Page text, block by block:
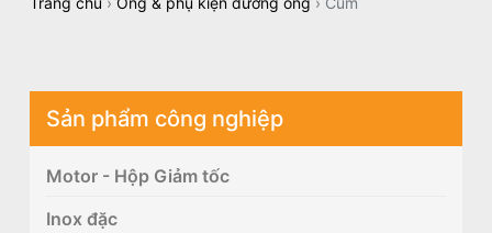
Sản phẩm công nghiệp
Motor - Hộp Giảm tốc
Inox đặc